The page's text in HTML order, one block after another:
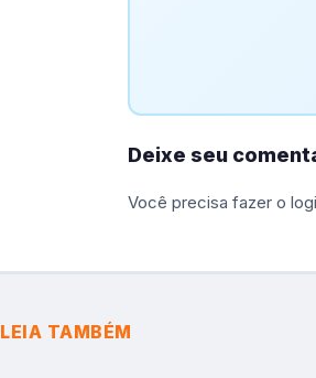
Deixe seu
Você precisa fazer o
LEIA TAMBÉM